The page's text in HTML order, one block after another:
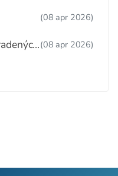
(08 apr 2026)
(08 apr 2026)